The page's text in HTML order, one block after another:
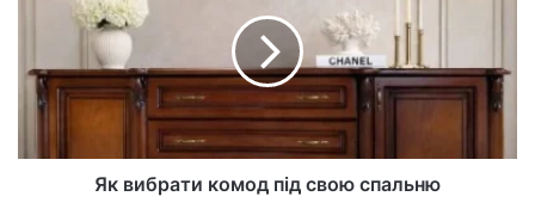
Як вибрати комод під свою спальню